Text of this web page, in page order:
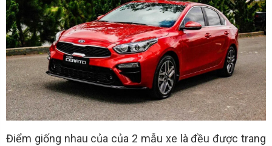
Điểm giống nhau của của 2 mẫu xe là đều được trang